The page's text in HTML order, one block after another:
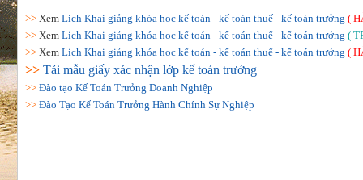
>> Xem Lịch Khai giảng khóa học kế toán - kế toán thuế - kế toán trưởng (
>> Xem Lịch Khai giảng khóa học kế toán - kế toán thuế - kế toán trưởng (
>> Xem Lịch Khai giảng khóa học kế toán - kế toán thuế - kế toán trưởng (
>> Tải mẫu giấy xác nhận lớp kế toán trưởng
>> Đào tạo Kế Toán Trưởng Doanh Nghiệp
>> Đào Tạo Kế Toán Trưởng Hành Chính Sự Nghiệp